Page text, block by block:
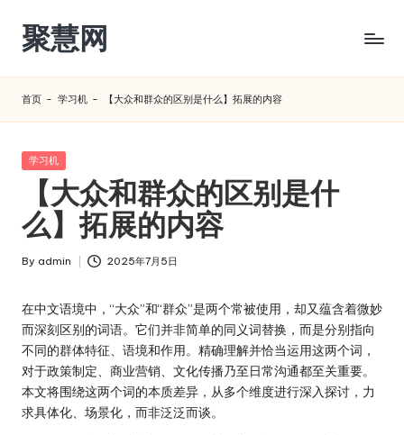
Skip
content
聚慧网
首页 - 学习机 - 【大众和群众的区别是什么】拓展的内容
Posted
学习机
【大众和群众的区别是什
么】拓展的内容
Posted
By admin 2025年7月5日
在中文语境中，“大众”和“群众”是两个常被使用，却又蕴含着微妙
而深刻区别的词语。它们并非简单的同义词替换，而是分别指向
不同的群体特征、语境和作用。精确理解并恰当运用这两个词，
对于政策制定、商业营销、文化传播乃至日常沟通都至关重要。
本文将围绕这两个词的本质差异，从多个维度进行深入探讨，力
求具体化、场景化，而非泛泛而谈。